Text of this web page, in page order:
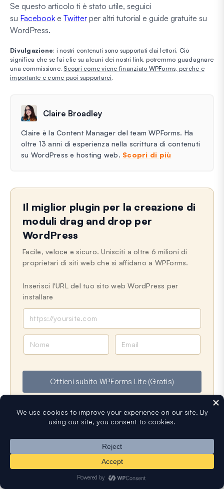
Se questo articolo ti è stato utile, seguici
su Facebook e Twitter per altri tutorial e guide gratuite su
WordPress.
Divulgazione: i nostri contenuti sono supportati dai lettori. Ciò
significa che se fai clic su alcuni dei nostri link, potremmo guadagnare
una commissione.Scopri come viene finanziato WPForms, perché è
importante e come puoi supportarci .
Claire Broadley
Claire è la Content Manager del team WPForms. Ha
oltre 13 anni di esperienza nella scrittura di contenuti
su WordPress e hosting web. Scopri di più
Il miglior plugin per la creazione di
moduli drag and drop per
WordPress
Facile, veloce e sicuro. Unisciti a oltre 6 milioni di
proprietari di siti web che si affidano a WPForms.
Inserisci l'URL del tuo sito web WordPress per
installare
e
i
l
Ottieni subito WPForms Lite (Gratis)
Popolare su WPForms in questo momento!